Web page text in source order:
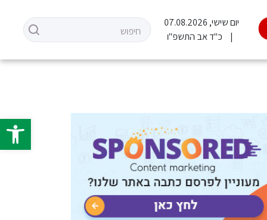
פתח
יום שישי, 07.08.2026
כ"ד אב התשפ"ו